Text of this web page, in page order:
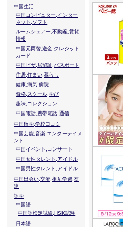
中国生活
中国コンピュター,インター
ネット,ソフト
ルームシェアー,不動産,賃貸
情報
中国元両替,送金,クレジット
カード
中国ビザ,居留証,パスポート
住居,住まい,暮らし
健康,病気,病院
資格,スクール,学び
趣味,コレクション
中国電話,携帯電話,通信
中国留学,学校口コミ
中国芸能,音楽,エンターテイメ
ント
中国イベント,コンサート
中国女性タレント,アイドル
中国男性タレント,アイドル
中国出会い,交流,相互学習,友
達
語学
中国語
中国語検定試験,HSK試験
日本語